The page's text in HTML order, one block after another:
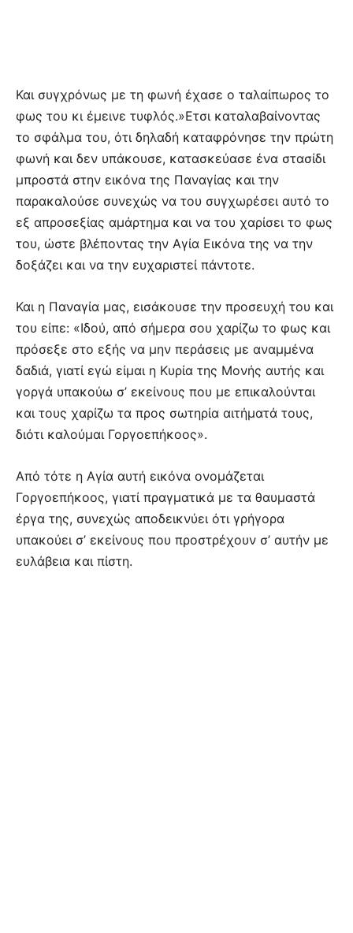
Και συγχρόνως με τη φωνή έχασε ο ταλαίπωρος το
φως του κι έμεινε τυφλός.»Ετσι καταλαβαίνοντας
το σφάλμα του, ότι δηλαδή καταφρόνησε την πρώτη
φωνή και δεν υπάκουσε, κατασκεύασε ένα στασίδι
μπροστά στην εικόνα της Παναγίας και την
παρακαλούσε συνεχώς να του συγχωρέσει αυτό το
εξ απροσεξίας αμάρτημα και να του χαρίσει το φως
του, ώστε βλέποντας την Αγία Εικόνα της να την
δοξάζει και να την ευχαριστεί πάντοτε.
Και η Παναγία μας, εισάκουσε την προσευχή του και
του είπε: «Ιδού, από σήμερα σου χαρίζω το φως και
πρόσεξε στο εξής να μην περάσεις με αναμμένα
δαδιά, γιατί εγώ είμαι η Κυρία της Μονής αυτής και
γοργά υπακούω σ’ εκείνους που με επικαλούνται
και τους χαρίζω τα προς σωτηρία αιτήματά τους,
διότι καλούμαι Γοργοεπήκοος».
Από τότε η Αγία αυτή εικόνα ονομάζεται
Γοργοεπήκοος, γιατί πραγματικά με τα θαυμαστά
έργα της, συνεχώς αποδεικνύει ότι γρήγορα
υπακούει σ’ εκείνους που προστρέχουν σ’ αυτήν με
ευλάβεια και πίστη.